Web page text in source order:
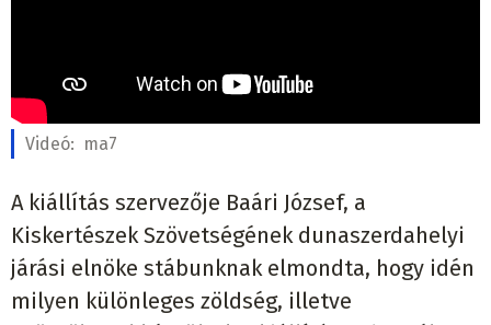
Videó: ma7
A kiállítás szervezője Baári József, a
Kiskertészek Szövetségének dunaszerdahelyi
járási elnöke stábunknak elmondta, hogy idén
milyen különleges zöldség, illetve